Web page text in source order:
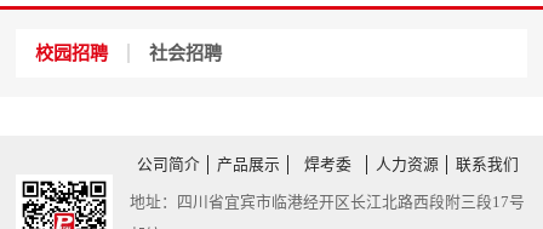
校园招聘 社会招聘
公司简介 产品展示 焊考委 人力资源 联系我们
地址：四川省宜宾市临港经开区长江北路西段附三段17号